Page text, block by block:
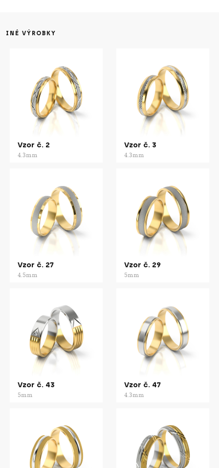
INÉ VÝROBKY
Vzor č. 2
4.3mm
Vzor č. 3
4.3mm
Vzor č. 27
4.5mm
Vzor č. 29
5mm
Vzor č. 43
5mm
Vzor č. 47
4.3mm